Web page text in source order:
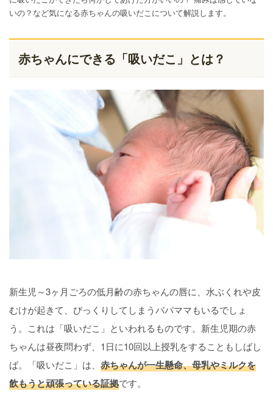
いの？など気になる赤ちゃんの吸いだこについて解説します。
赤ちゃんにできる「吸いだこ」とは？
新生児～3ヶ月ごろの低月齢の赤ちゃんの唇に、水ぶくれや皮
むけが起きて、びっくりしてしまうパパママもいるでしょ
う。これは「吸いだこ」といわれるものです。新生児期の赤
ちゃんは昼夜問わず、1日に10回以上授乳をすることもしばし
ば。「吸いだこ」は、 赤ちゃんが一生懸命、母乳やミルクを
飲もうと頑張っている証拠です。